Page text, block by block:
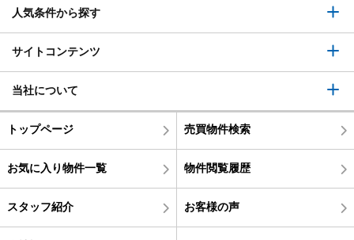
人気条件から探す
サイトコンテンツ
当社について
トップページ 売買物件検索
お気に入り物件一覧 物件閲覧履歴
スタッフ紹介 お客様の声